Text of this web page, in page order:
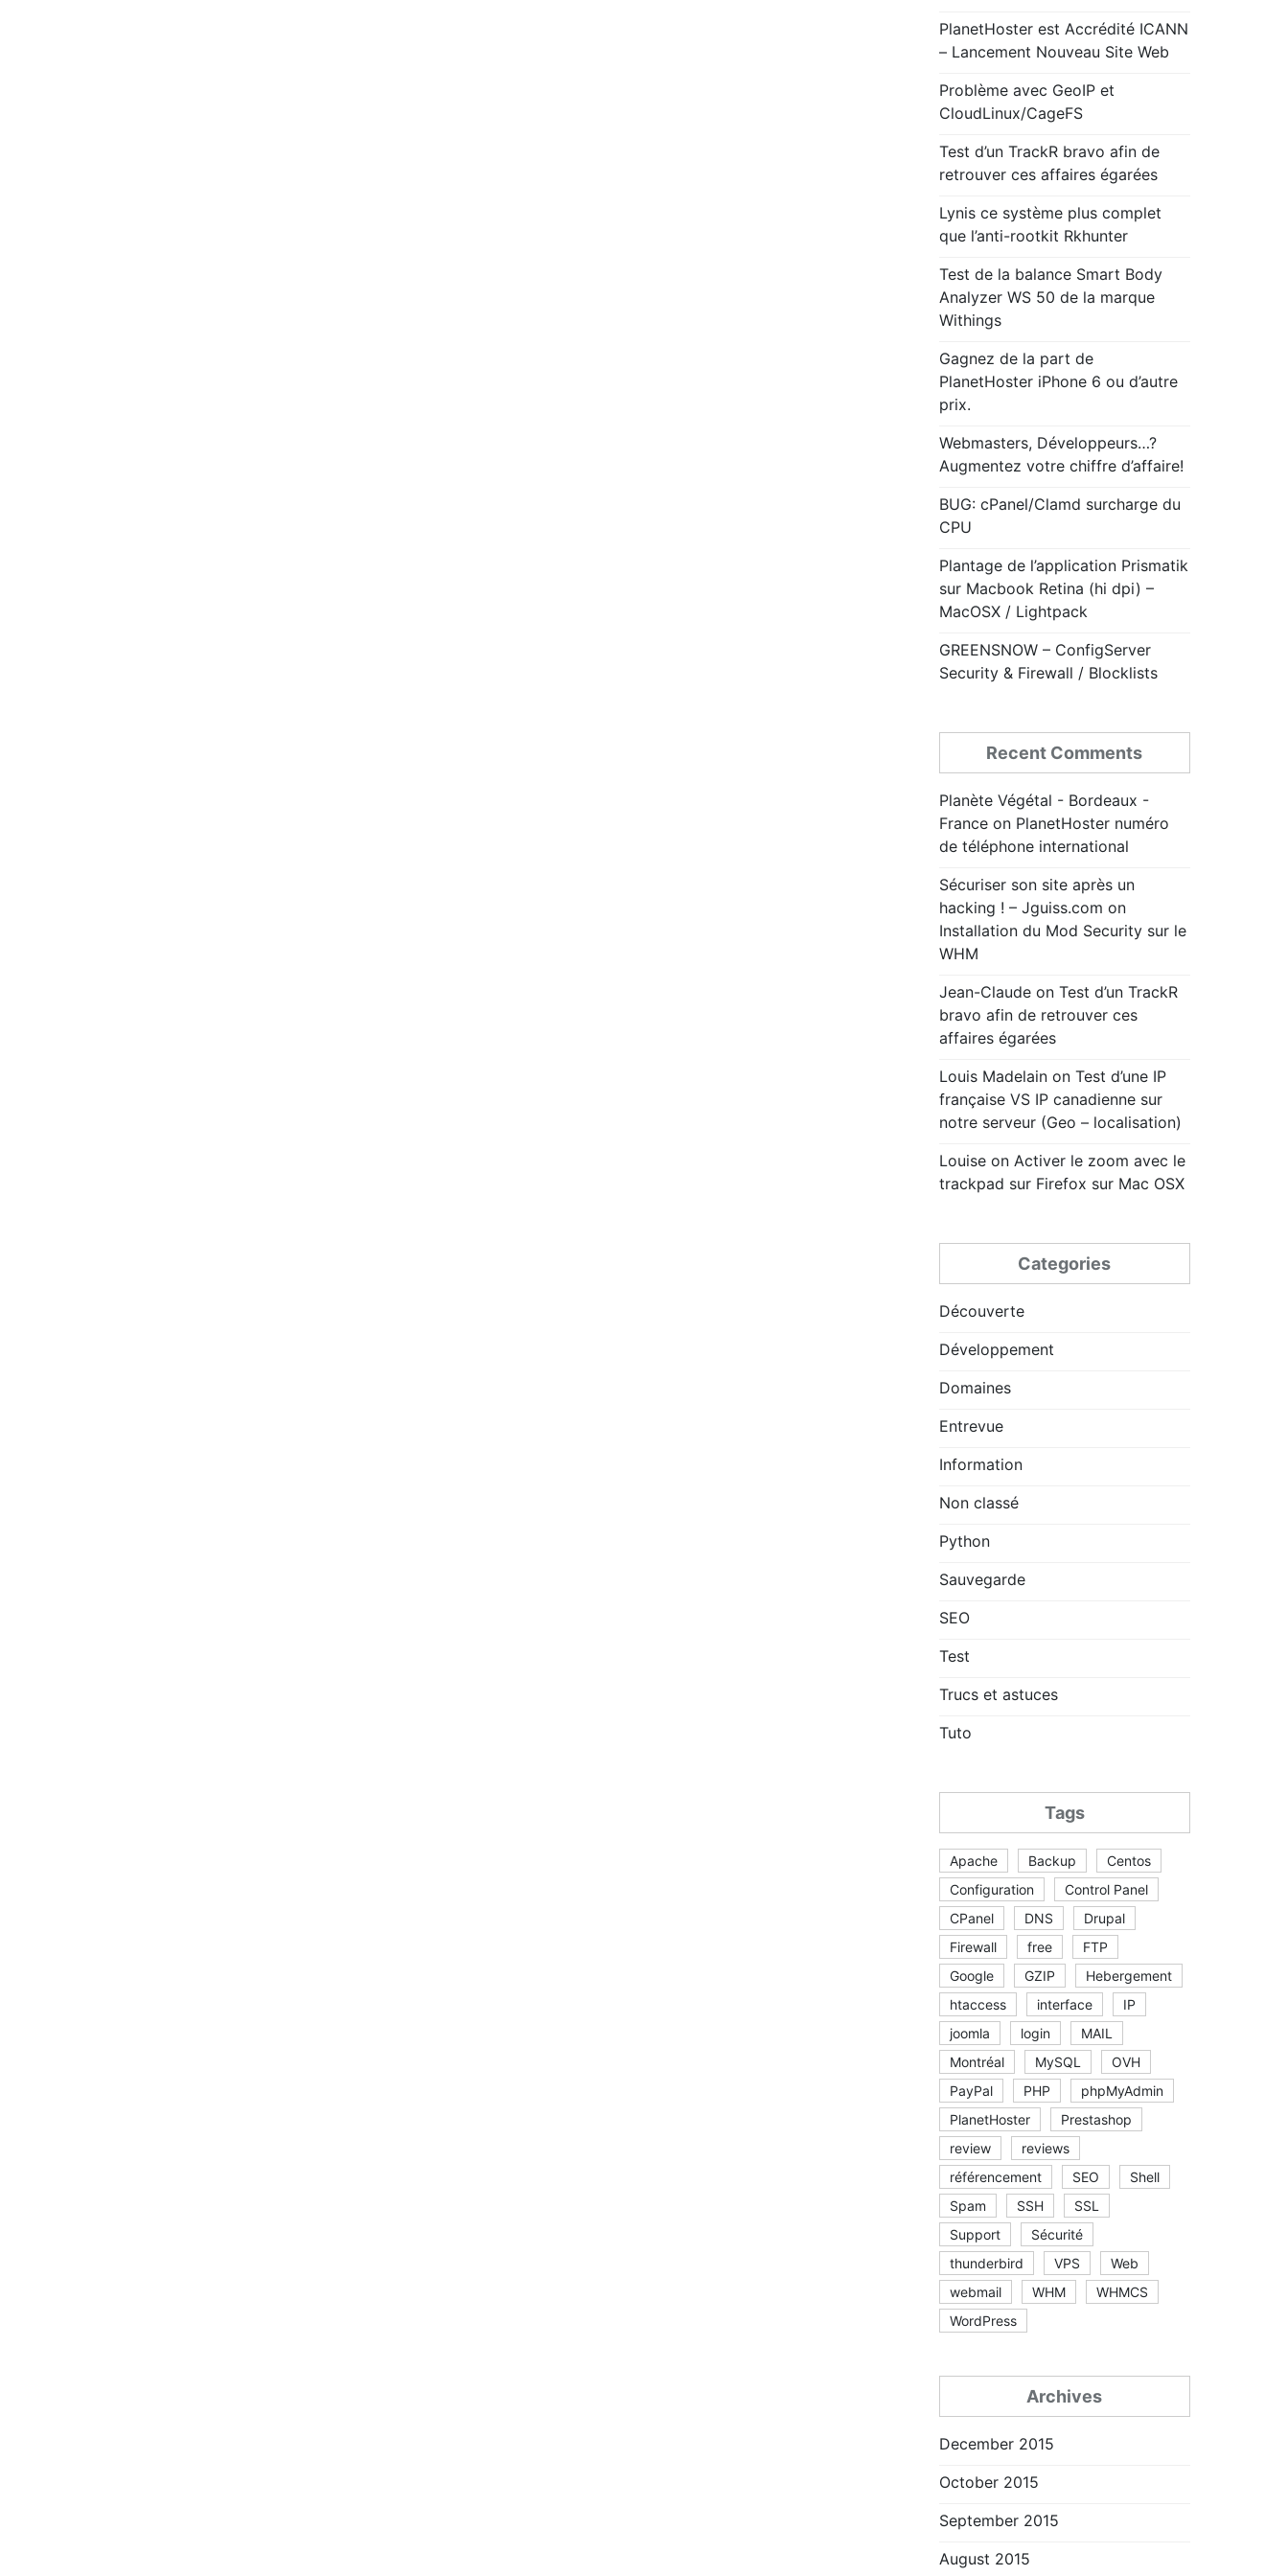
PlanetHoster est Accrédité ICANN
– Lancement Nouveau Site Web
Problème avec GeoIP et
CloudLinux/CageFS
Test d’un TrackR bravo afin de
retrouver ces affaires égarées
Lynis ce système plus complet
que l’anti-rootkit Rkhunter
Test de la balance Smart Body
Analyzer WS 50 de la marque
Withings
Gagnez de la part de
PlanetHoster iPhone 6 ou d’autre
prix.
Webmasters, Développeurs…?
Augmentez votre chiffre d’affaire!
BUG: cPanel/Clamd surcharge du
CPU
Plantage de l’application Prismatik
sur Macbook Retina (hi dpi) –
MacOSX / Lightpack
GREENSNOW – ConfigServer
Security & Firewall / Blocklists
Recent Comments
Planète Végétal - Bordeaux -
Franceon PlanetHoster numéro
de téléphone international
Sécuriser son site après un
hacking ! – Jguiss.com on
Installation du Mod Security sur le
WHM
Jean-Claudeon Test d’un TrackR
bravo afin de retrouver ces
affaires égarées
Louis Madelainon Test d’une IP
française VS IP canadienne sur
notre serveur (Geo – localisation)
Louiseon Activer le zoom avec le
trackpad sur Firefox sur Mac OSX
Categories
Découverte
Développement
Domaines
Entrevue
Information
Non classé
Python
Sauvegarde
SEO
Test
Trucs et astuces
Tuto
Tags
Apache Backup
Centos
Configuration
Control Panel
CPanel
DNS
Drupal
Firewall
free
FTP
Google
GZIP
Hebergement
htaccess
interface
IP
joomla
login
MAIL
Montréal
MySQL
OVH
PayPal
PHP
phpMyAdmin
PlanetHoster
Prestashop
review
reviews
référencement
SEO
Shell
Spam
SSH
SSL
Support
Sécurité
thunderbird
VPS
Web
webmail
WHM
WHMCS
WordPress
Archives
December 2015
October 2015
September 2015
August 2015